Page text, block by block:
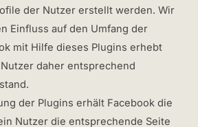
der Nutzer erstellt werden. Wir
Einfluss auf den Umfang der
mit Hilfe dieses Plugins erhebt
daher entsprechend
der Plugins erhält Facebook die
Nutzer die entsprechende Seite